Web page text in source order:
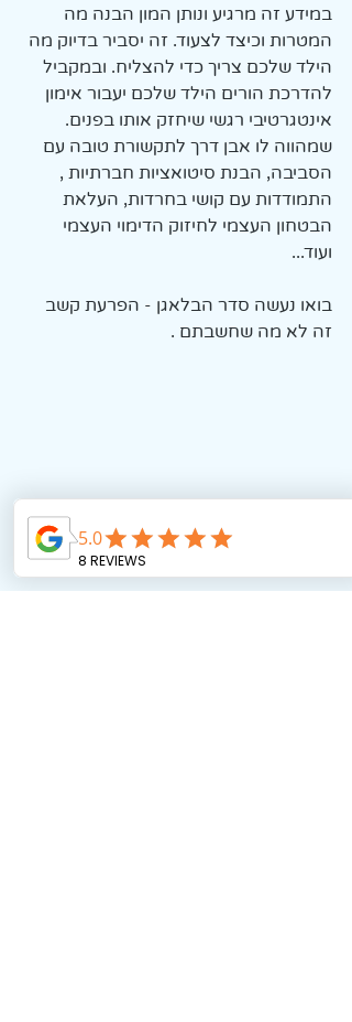
במידע זה מרגיע ונותן המון הבנה מה
המטרות וכיצד לצעוד. זה יסביר בדיוק מה
הילד שלכם צריך כדי להצליח. ובמקביל
להדרכת הורים הילד שלכם יעבור אימון
אינטגרטיבי רגשי שיחזק אותו בפנים.
שמהווה לו אבן דרך לתקשורת טובה עם
הסביבה, הבנת סיטואציות חברתיות ,
התמודדות עם קושי בחרדות, העלאת
הבטחון העצמי לחיזוק הדימוי העצמי
ועוד...
בואו נעשה סדר הבלאגן - הפרעת קשב
זה לא מה שחשבתם .